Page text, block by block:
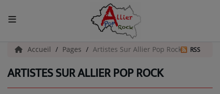
ACCUEIL
Actualités
Accueil Pages Artistes Sur Allier Pop Rock RSS
ARTISTES SUR ALLIER POP ROCK